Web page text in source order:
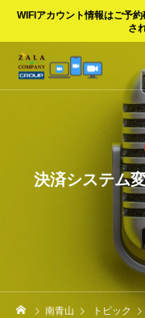
WIFIアカウント情報はご予
さ
決済システム
南青山 トピック